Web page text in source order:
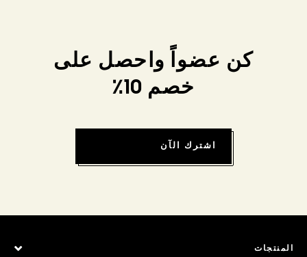
كن عضواً واحصل على
خصم 10٪
اشترك الآن
المنتجات